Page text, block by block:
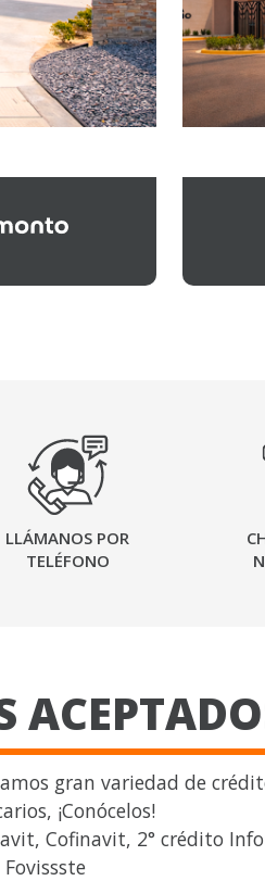
LLÁMANOS POR
TELÉFONO
gran variedad de
¡Conócelos!
Cofinavit, 2° crédito
Fovissste